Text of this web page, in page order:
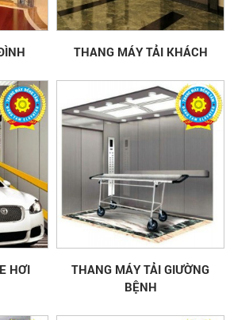
THANG MÁY TẢI KHÁCH
HƠI
THANG MÁY TẢI GIƯỜNG
BỆNH